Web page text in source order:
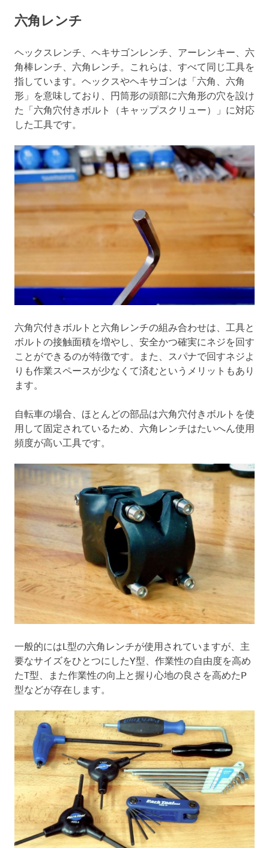
六角レンチ
ヘックスレンチ、ヘキサゴンレンチ、アーレンキー、六
角棒レンチ、六角レンチ。これらは、すべて同じ工具を
指しています。ヘックスやヘキサゴンは「六角、六角
形」を意味しており、円筒形の頭部に六角形の穴を設け
た「六角穴付きボルト（キャップスクリュー）」に対応
した工具です。
六角穴付きボルトと六角レンチの組み合わせは、工具と
ボルトの接触面積を増やし、安全かつ確実にネジを回す
ことができるのが特徴です。また、スパナで回すネジよ
りも作業スペースが少なくて済むというメリットもあり
ます。
自転車の場合、ほとんどの部品は六角穴付きボルトを使
用して固定されているため、六角レンチはたいへん使用
頻度が高い工具です。
一般的にはL型の六角レンチが使用されていますが、主
要なサイズをひとつにしたY型、作業性の自由度を高め
たT型、また作業性の向上と握り心地の良さを高めたP
型などが存在します。